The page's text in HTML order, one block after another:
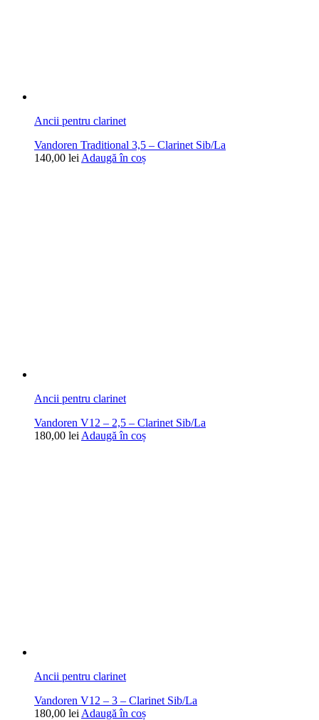
Ancii pentru clarinet
Vandoren Traditional 3,5 – Clarinet Sib/La
140,00 lei Adaugă în coș
Ancii pentru clarinet
Vandoren V12 – 2,5 – Clarinet Sib/La
180,00 lei Adaugă în coș
Ancii pentru clarinet
Vandoren V12 – 3 – Clarinet Sib/La
180,00 lei Adaugă în coș